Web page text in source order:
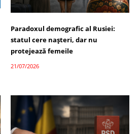
Paradoxul demografic al Rusiei:
statul cere nașteri, dar nu
protejează femeile
21/07/2026